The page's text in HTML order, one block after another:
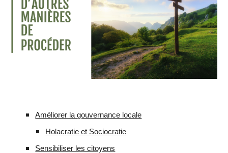
Améliorer la gouvernance locale
Holacratie et Sociocratie
Sensibiliser les citoyens